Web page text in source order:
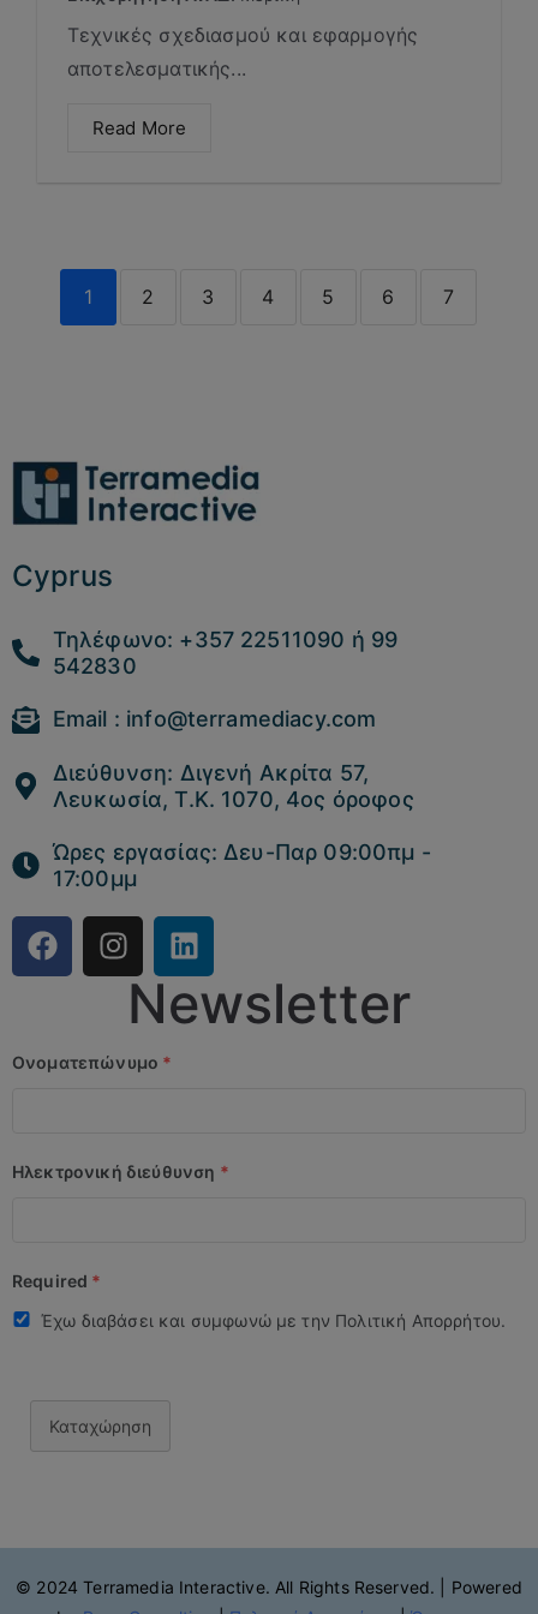
Τεχνικές σχεδιασμού και εφαρμογής
αποτελεσματικής...
Read More
1 2 3 4 5 6 7
Cyprus
Τηλέφωνο: +357 22511090 ή 99
542830
Email : info@terramediacy.com
Διεύθυνση: Διγενή Ακρίτα 57,
Λευκωσία, Τ.Κ. 1070, 4ος όροφος
Ώρες εργασίας: Δευ-Παρ 09:00πμ -
17:00μμ
Newsletter
Ονοματεπώνυμο *
Ηλεκτρονική διεύθυνση *
Required *
Έχω διαβάσει και συμφωνώ με την Πολιτική Απορρήτου.
Καταχώρηση
© 2024 Terramedia Interactive. All Rights Reserved. | Powered